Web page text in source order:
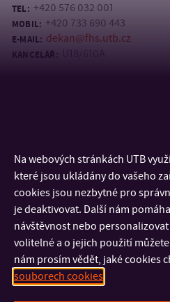
TEL: +420 576 032 001
MOBIL: +420 733 690 443
E-MAIL: dekan@fhs.utb.cz
KANCELÁŘ:
Na webových stránkách UTB
které jsou ukládány do vašeho
cookies jsou nezbytné pro
je deaktivovat. Další nám
návštěvnost nebo
volitelné a o jejich použití
nám prosím vědět, jaké cookies
souborech cookies